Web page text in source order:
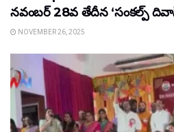
నవంబర్ 28వ తేదీన ‘సంకల్ప్
NOVEMBER 26, 2025